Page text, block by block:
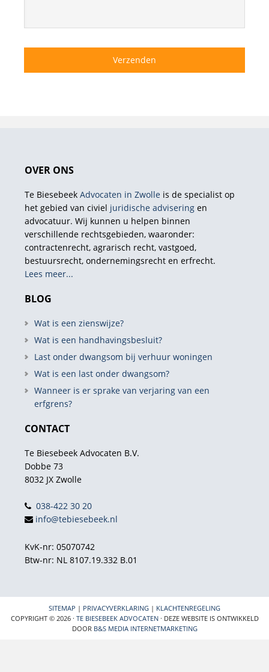
OVER ONS
Te Biesebeek Advocaten in Zwolle is de specialist op
het gebied van civiel juridische adviseringen
advocatuur. Wij kunnen u helpen binnen
verschillende rechtsgebieden, waaronder:
contractenrecht, agrarisch recht, vastgoed,
bestuursrecht, ondernemingsrecht en erfrecht.
Lees meer...
BLOG
Wat is een zienswijze?
Wat is een handhavingsbesluit?
Last onder dwangsom bij verhuur woningen
Wat is een last onder dwangsom?
Wanneer is er sprake van verjaring van een
erfgrens?
CONTACT
Te Biesebeek Advocaten B.V.
Dobbe 73
8032 JX Zwolle
038-422 30 20
info@tebiesebeek.nl
KvK-nr: 05070742
Btw-nr: NL 8107.19.332 B.01
SITEMAP | PRIVACYVERKLARING | KLACHTENREGELING
COPYRIGHT © 2026 · TE BIESEBEEK ADVOCATEN· DEZE WEBSITE IS ONTWIKKELD
DOOR B&S MEDIA INTERNETMARKETING